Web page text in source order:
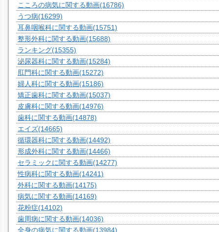
こころの病気に関する動画(16786)
うつ病(16299)
耳鼻咽喉科に関する動画(15751)
整形外科に関する動画(15688)
ランキング(15355)
泌尿器科に関する動画(15284)
肛門科に関する動画(15272)
婦人科に関する動画(15186)
矯正歯科に関する動画(15037)
皮膚科に関する動画(14976)
歯科に関する動画(14878)
エイズ(14665)
循環器科に関する動画(14492)
形成外科に関する動画(14466)
セラミックに関する動画(14277)
性病科に関する動画(14241)
外科に関する動画(14175)
病気に関する動画(14169)
花粉症(14102)
歯周病に関する動画(14036)
全身の病気に関する動画(13984)